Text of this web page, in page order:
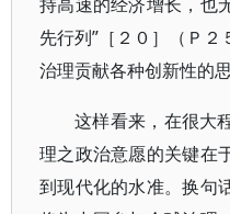
先行列”［２０］（Ｐ
治理贡献各种创新性的
这样看来，在很大
理之政治意愿的关键在
到现代化的水准。换句